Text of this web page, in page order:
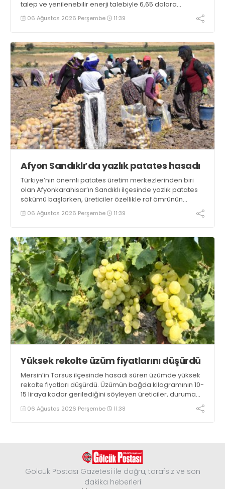
talep ve yenilenebilir enerji talebiyle 6,65 dolara
ulaşarak tarihi zirvesini test ediyor
06 Ağustos 2026 Perşembe 11:39
Afyon Sandıklı’da yazlık patates hasadı
Türkiye’nin önemli patates üretim merkezlerinden biri
olan Afyonkarahisar’ın Sandıklı ilçesinde yazlık patates
sökümü başlarken, üreticiler özellikle raf ömrünün
yaklaşık 2 ay olması ve rengi bakımından tüketimde
Sandıklı patatesinin daha fazla tercih edildiğini belirtti
06 Ağustos 2026 Perşembe 11:39
Yüksek rekolte üzüm fiyatlarını düşürdü
Mersin’in Tarsus ilçesinde hasadı süren üzümde yüksek
rekolte fiyatları düşürdü. Üzümün bağda kilogramının 10-
15 liraya kadar gerilediğini söyleyen üreticiler, duruma
tepki gösterdi
06 Ağustos 2026 Perşembe 11:38
Gölcük Postası Gazetesi ile doğru, tarafsız ve son
dakika heberleri